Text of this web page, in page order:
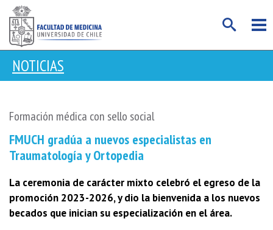
NOTICIAS
Formación médica con sello social
FMUCH gradúa a nuevos especialistas en
Traumatología y Ortopedia
La ceremonia de carácter mixto celebró el egreso de la
promoción 2023-2026, y dio la bienvenida a los nuevos
becados que inician su especialización en el área.